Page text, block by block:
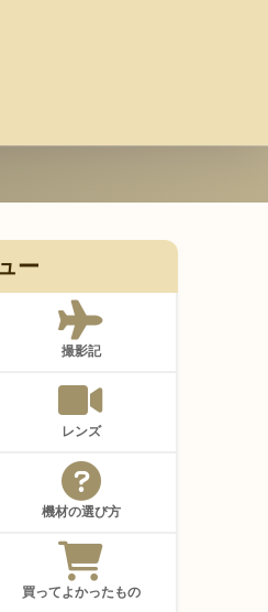
ー
撮影記
レンズ
機材の選び方
買ってよかったもの